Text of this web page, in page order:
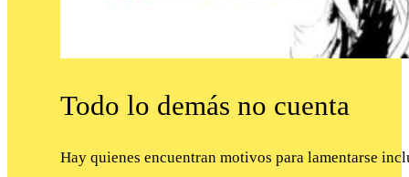
Todo lo demás no cuenta
Hay quienes encuentran motivos para lamentarse